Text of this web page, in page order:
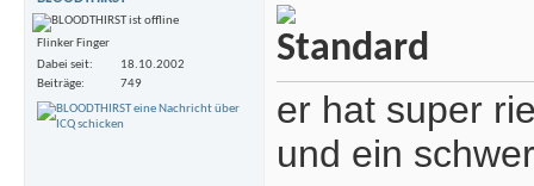
Flinker Finger
Dabei seit
18.10.2002
Beiträge
749
er hat super
und ein